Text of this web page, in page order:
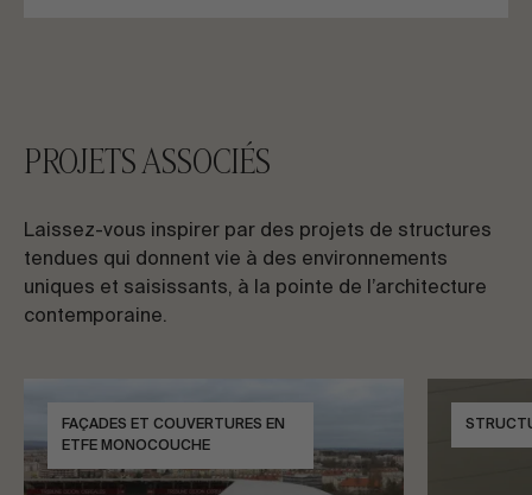
PROJETS ASSOCIÉS
Laissez-vous inspirer par des projets de structures
tendues qui donnent vie à des environnements
uniques et saisissants, à la pointe de l’architecture
contemporaine.
FAÇADES ET COUVERTURES EN
ETFE MONOCOUCHE